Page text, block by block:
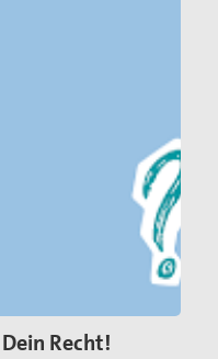
Recht!